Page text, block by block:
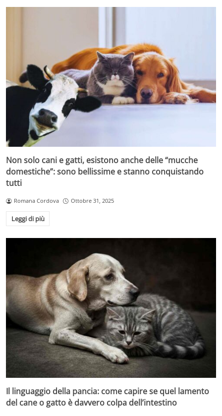
Non solo cani e gatti, esistono anche delle “mucche
domestiche”: sono bellissime e stanno conquistando
tutti
Romana Cordova Ottobre 31, 2025
Leggi di più
Il linguaggio della pancia: come capire se quel lamento
del cane o gatto è davvero colpa dell’intestino